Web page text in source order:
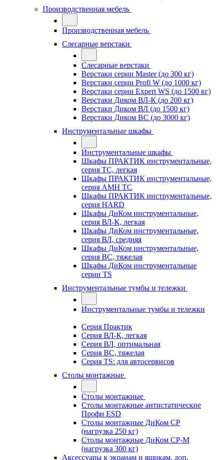
Производственная мебель
Производственная мебель
Слесарные верстаки
Слесарные верстаки
Верстаки серии Master (до 300 кг)
Верстаки серии Profi W (до 1000 кг)
Верстаки серии Expert WS (до 1500 кг)
Верстаки Диком ВЛ-К (до 200 кг)
Верстаки Диком ВЛ (до 1500 кг)
Верстаки Диком ВС (до 3000 кг)
Инструментальные шкафы
Инструментальные шкафы
Шкафы ПРАКТИК инструментальные,
серия TC, легкая
Шкафы ПРАКТИК инструментальные,
серия AMH TC
Шкафы ПРАКТИК инструментальные,
серия HARD
Шкафы ДиКом инструментальные,
cерия ВЛ-К, легкая
Шкафы ДиКом инструментальные,
серия ВЛ, средняя
Шкафы ДиКом инструментальные,
серия ВС, тяжелая
Шкафы ДиКом инструментальные
серии TS
Инструментальные тумбы и тележки
Инструментальные тумбы и тележки
Серия Практик
Серия ВЛ-К, легкая
Серия ВЛ, оптимальная
Серия ВС, тяжелая
Серия TS: для автосервисов
Столы монтажные
Столы монтажные
Столы монтажные антистатические
Профи ESD
Столы монтажные ДиКом СР
(нагрузка 250 кг)
Столы монтажные ДиКом СР-М
(нагрузка 300 кг)
Аксессуары к экранам и ящикам, доп.